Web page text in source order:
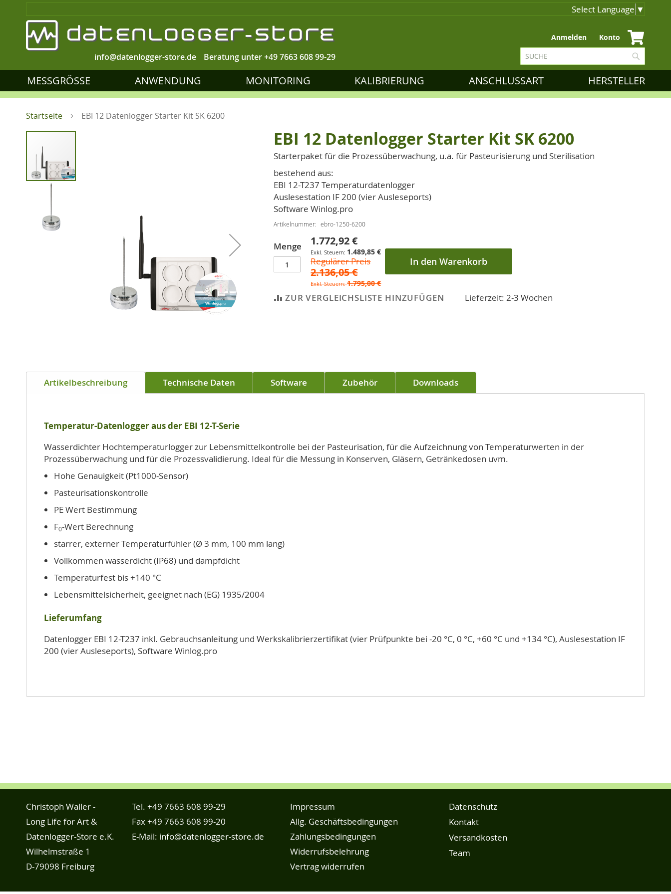
Select Language ▼
Beratung unter+49 7663 608 99-29
info@datenlogger-store.de
Zum
Inhalt
springen
Anmelden Konto
Suche
MESSGRÖSSE ANWENDUNG MONITORING KALIBRIERUNG ANSCHLUSSART HERSTELLER
Startseite EBI 12 Datenlogger Starter Kit SK 6200
Zum
Ende
der
Bildgalerie
springen
Anfang
EBI 12 Datenlogger Starter Kit SK 6200
Starterpaket für die Prozessüberwachung, u.a. für Pasteurisierung und Sterilisation
bestehend aus:
EBI 12-T237 Temperaturdatenlogger
Auslesestation IF 200 (vier Ausleseports)
Software Winlog.pro
Artikelnummer ebro-1250-6200
Menge Sonderpreis
1.772,92 €
1.489,85 €
Regulärer Preis
2.136,05 €
1.795,00 €
In den Warenkorb
ZUR VERGLEICHSLISTE HINZUFÜGEN Lieferzeit: 2-3 Wochen
Artikelbeschreibung Technische Daten Software Zubehör Downloads
Temperatur-Datenlogger aus der EBI 12-T-Serie
Wasserdichter Hochtemperaturlogger zur Lebensmittelkontrolle bei der Pasteurisation, für die Aufzeichnung von Temperaturwerten in der
Prozessüberwachung und für die Prozessvalidierung. Ideal für die Messung in Konserven, Gläsern, Getränkedosen uvm.
Hohe Genauigkeit (Pt1000-Sensor)
Pasteurisationskontrolle
PE Wert Bestimmung
F0-Wert Berechnung
starrer, externer Temperaturfühler (Ø 3 mm, 100 mm lang)
Vollkommen wasserdicht (IP68) und dampfdicht
Temperaturfest bis +140 °C
Lebensmittelsicherheit, geeignet nach (EG) 1935/2004
Lieferumfang
Datenlogger EBI 12-T237 inkl. Gebrauchsanleitung und Werkskalibrierzertifikat (vier Prüfpunkte bei -20 °C, 0 °C, +60 °C und +134 °C), Auslesestation IF
200 (vier Ausleseports), Software Winlog.pro
Christoph Waller -
Long Life for Art &
Datenlogger-Store e.K.
Wilhelmstraße 1
D-79098 Freiburg
Tel. +49 7663 608 99-29
Fax +49 7663 608 99-20
E-Mail: info@datenlogger-store.de
Impressum
Allg. Geschäftsbedingungen
Zahlungsbedingungen
Widerrufsbelehrung
Vertrag widerrufen
Datenschutz
Kontakt
Versandkosten
Team